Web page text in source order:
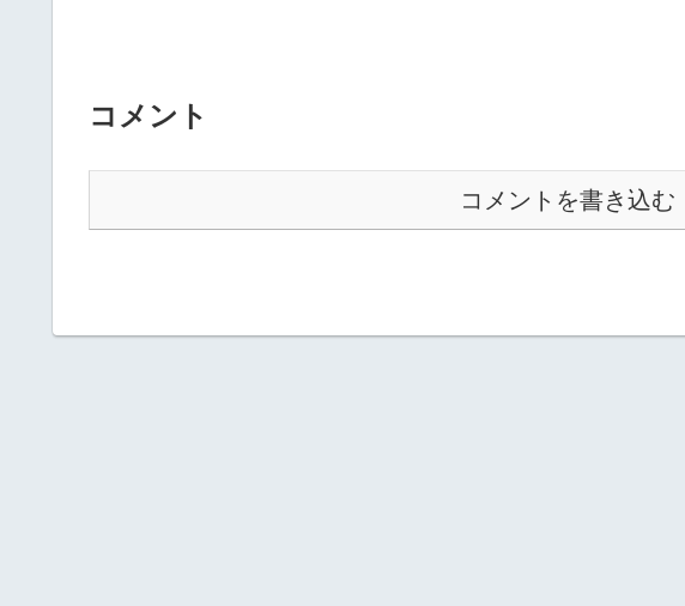
コメント
コメントを書き込む